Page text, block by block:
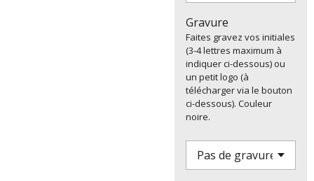
Gravure
Faites gravez vos initiales
(3-4 lettres maximum à
indiquer ci-dessous) ou
un petit logo (à
télécharger via le bouton
ci-dessous). Couleur
noire.